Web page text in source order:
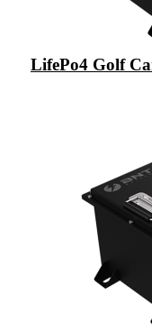
LifePo4 Golf